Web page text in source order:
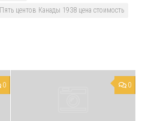
Пять центов Канады 1938 цена стоимость
0 0